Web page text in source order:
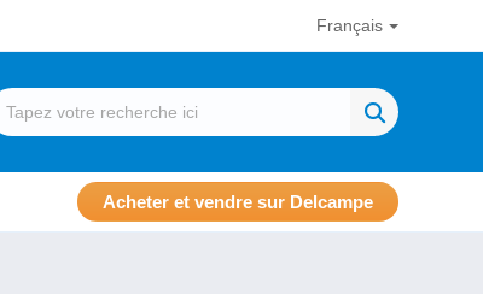
Français
Acheter et vendre sur Delcampe